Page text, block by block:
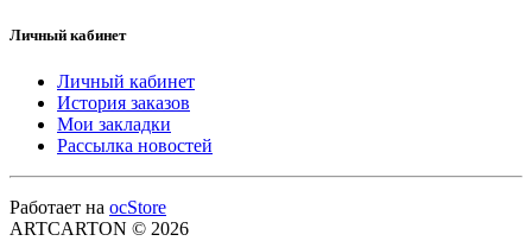
Личный кабинет
Личный кабинет
История заказов
Мои закладки
Рассылка новостей
Работает на ocStore
ARTCARTON © 2026